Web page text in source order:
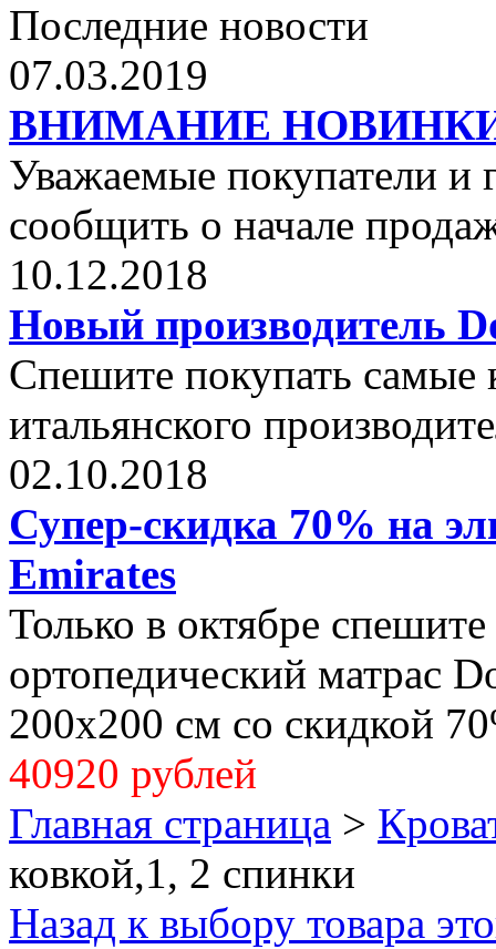
Последние новости
07.03.2019
ВНИМАНИЕ НОВИНКИ
Уважаемые покупатели
сообщить о начале
10.12.2018
Новый производитель
Спешите покупать самые
итальянского
02.10.2018
Супер-скидка 70% на
Emirates
Только в октябре
ортопедический матрас
200x200 см со скидкой
40920 рублей
Главная страница >
ковкой,1, 2 спинки
Назад к выбору товара